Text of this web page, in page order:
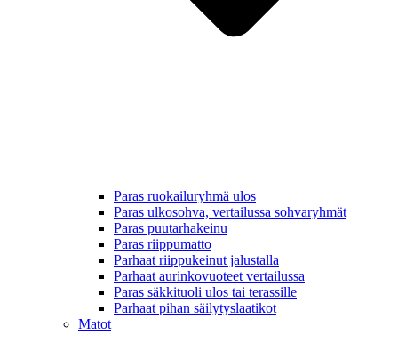
Paras ruokailuryhmä ulos
Paras ulkosohva, vertailussa sohvaryhmät
Paras puutarhakeinu
Paras riippumatto
Parhaat riippukeinut jalustalla
Parhaat aurinkovuoteet vertailussa
Paras säkkituoli ulos tai terassille
Parhaat pihan säilytyslaatikot
Matot